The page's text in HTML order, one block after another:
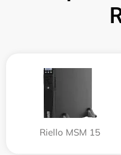
Riello MSM 15